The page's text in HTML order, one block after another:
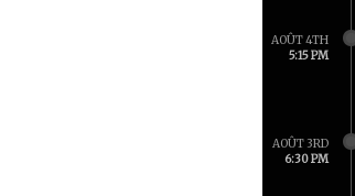
AOÛT 4TH
5:15 PM
AOÛT 3RD
6:30 PM